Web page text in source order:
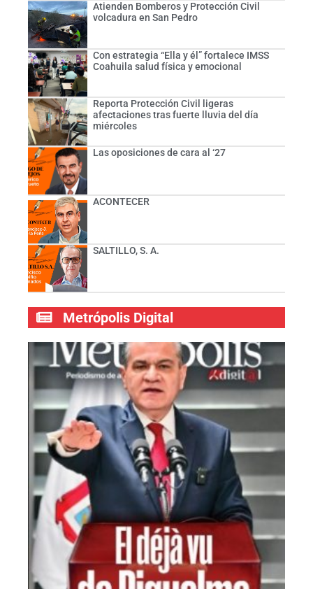
Atienden Bomberos y Protección Civil
volcadura en San Pedro
Con estrategia “Ella y él” fortalece IMSS
Coahuila salud física y emocional
Reporta Protección Civil ligeras
afectaciones tras fuerte lluvia del día
miércoles
Las oposiciones de cara al ‘27
ACONTECER
SALTILLO, S. A.
Metrópolis Digital